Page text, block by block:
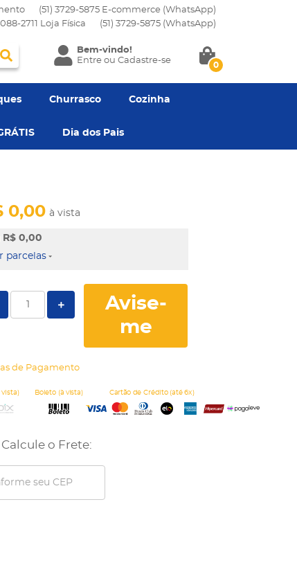
(51) 3729-5875 E-commerce (WhatsApp)
2711 Loja Física
(51) 3729-5875 (WhatsApp)
Bem-vindo!
Entreou Cadastre-se 0
Churrasco Cozinha
Dia dos Pais
R$ 0,00
0,00 à vista
parcelas
Avise-
me
de Pagamento
Calcule o Frete: